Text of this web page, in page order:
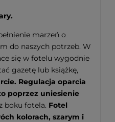
marzeń o
do naszych potrzeb. W
się w fotelu wygodnie
gazetę lub książkę,
Regulacja oparcia
poprzez uniesienie
boku fotela. Fotel
kolorach, szarym i